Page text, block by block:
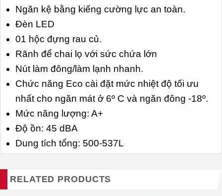
Ngăn kệ bằng kiếng cường lực an toàn.
Đèn LED
01 hộc đựng rau củ.
Rãnh để chai lọ với sức chứa lớn
Nút làm đông/làm lạnh nhanh.
Chức năng Eco cài đặt mức nhiệt độ tối ưu
nhất cho ngăn mát ở 6º C và ngăn đông -18º.
Mức năng lượng: A+
Độ ồn: 45 dBA
Dung tích tổng: 500-537L
RELATED PRODUCTS